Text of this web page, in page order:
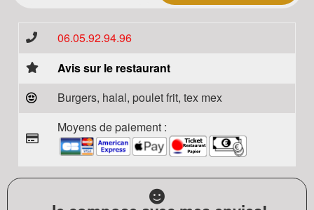
06.05.92.94.96
Avis sur le restaurant
Burgers, halal, poulet frit, tex mex
Moyens de paiement :